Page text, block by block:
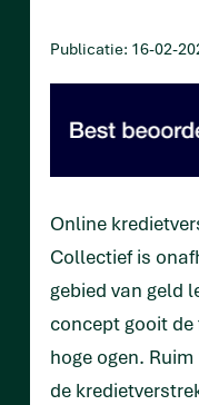
Publicatie: 16-02-
Online
Collectief is
gebied van geld
concept gooit
hoge ogen.
de